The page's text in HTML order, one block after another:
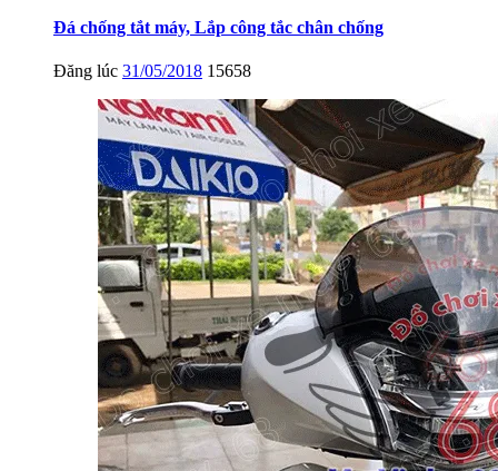
Đá chống tắt máy, Lắp công tắc chân chống
Đăng lúc 31/05/2018 15658